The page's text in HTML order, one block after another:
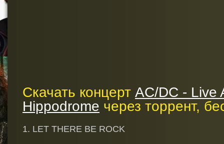
Скачать концерт AC/DC - Live
Hippodrome через торрент,
1. LET THERE BE ROCK